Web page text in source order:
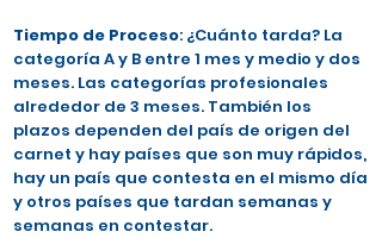
Tiempo de Proceso: ¿Cuánto tarda? La
categoría A y B entre 1 mes y medio y dos
meses. Las categorías profesionales
alrededor de 3 meses. También los
plazos dependen del país de origen del
carnet y hay países que son muy rápidos,
hay un país que contesta en el mismo día
y otros países que tardan semanas y
semanas en contestar.